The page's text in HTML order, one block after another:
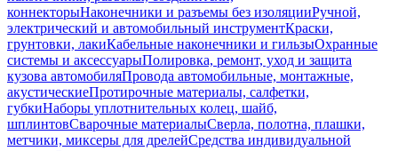
коннекторыНаконечники и разъемы без изоляцииРучной,
электрический и автомобильный инструментКраски,
грунтовки, лакиКабельные наконечники и гильзыОхранные
системы и аксессуарыПолировка, ремонт, уход и защита
кузова автомобиляПровода автомобильные, монтажные,
акустическиеПротирочные материалы, салфетки,
губкиНаборы уплотнительных колец, шайб,
шплинтовСварочные материалыСверла, полотна, плашки,
метчики, миксеры для дрелейСредства индивидуальной